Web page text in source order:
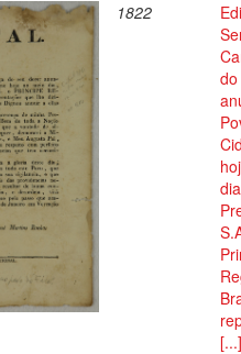
1822
[...]